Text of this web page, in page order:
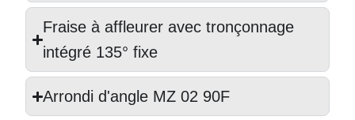
Fraise à affleurer avec tronçonnage
intégré 135° fixe
Arrondi d'angle MZ 02 90F